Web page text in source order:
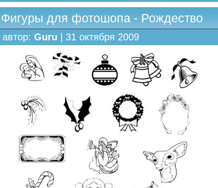
Фигуры для фотошопа - Рождество
автор: Guru | 31 октября 2009